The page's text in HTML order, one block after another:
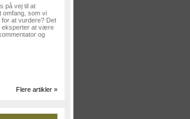
på vej til at
omfang, som vi
at vurdere? Det
eksperter at være
og
Flere artikler »